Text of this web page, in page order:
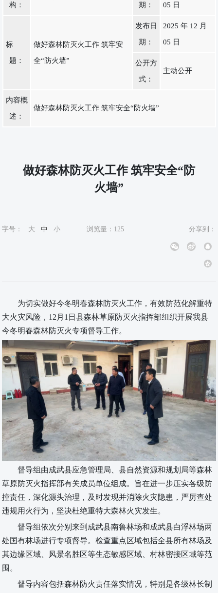
构： 期： 05 日
标
题：
做好森林防灭火工作 筑牢安
全“防火墙”
发布日
期：
2025 年 12 月
05 日
公开方
式：
主动公开
内容概
述：
做好森林防灭火工作 筑牢安全“防火墙”
做好森林防灭火工作 筑牢安全“防
火墙”
字号： 大 中 小 浏览量： 125 分享到：
为切实做好今冬明春森林防灭火工作，有效防范化解重特
大火灾风险， 12月1日县森林草原防灭火指挥部组织开展我县
今冬明春森林防灭火专项督导工作。
督导组 由成武县应急管理局、县自然资源和规划局等森林
草原防灭火指挥部有关成员单位组成。 旨在进一步压实各级防
控责任，深化源头治理，及时发现并消除火灾隐患，严厉查处
违规用火行为，坚决杜绝重特大森林火灾发生。
督导组依次分别来到成武县南鲁林场和成武县白浮林场两
处国有林场进行专项督导。检查重点区域包括全县所有林场及
其边缘区域、风景名胜区等生态敏感区域、村林密接区域等范
围。
督导内容包括森林防火责任落实情况，特别是各级林长制